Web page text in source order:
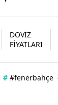
DÖVİZ
FİYATLARI
# #fenerbahçe